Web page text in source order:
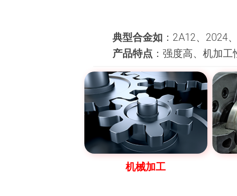
典型合金如 ：2A12、2024
产品特点 ：强度高、机加工
机械加工